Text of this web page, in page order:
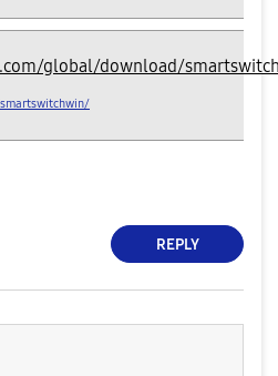
global/download/
REPLY